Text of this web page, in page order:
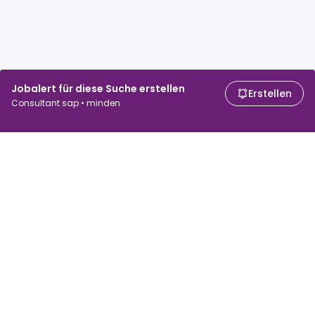
Jobalert für diese Suche erstellen
Consultant sap • minden
Erstellen